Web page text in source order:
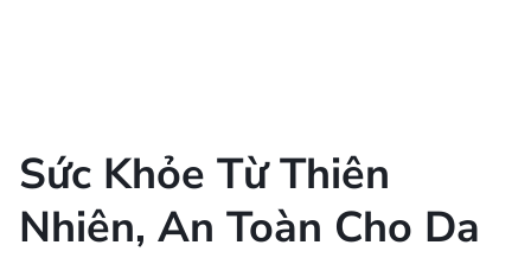
Sức Khỏe Từ Thiên
Nhiên, An Toàn Cho Da